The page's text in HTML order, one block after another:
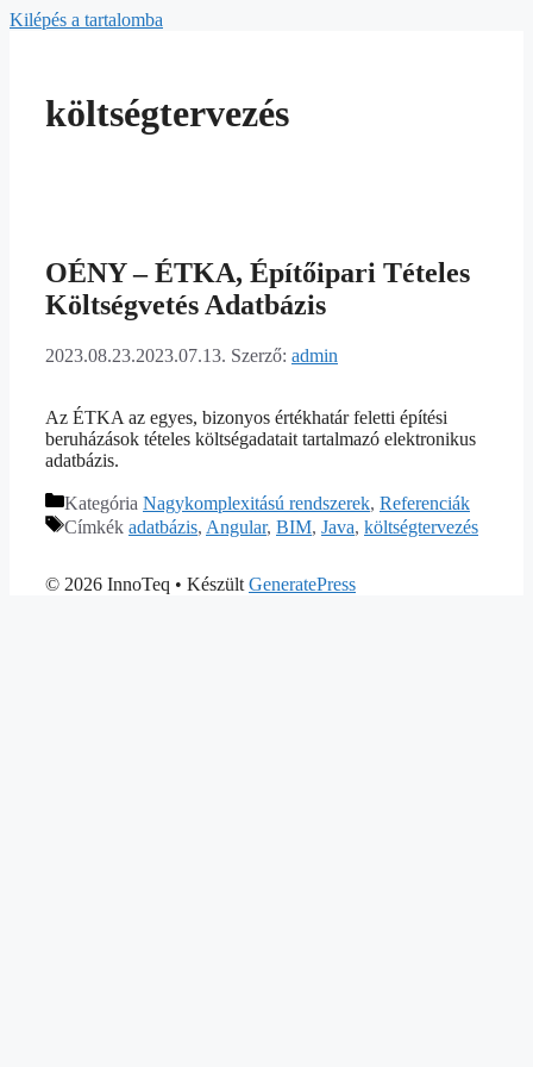
Kilépés a tartalomba
költségtervezés
OÉNY – ÉTKA, Építőipari Tételes
Költségvetés Adatbázis
2023.08.23.2023.07.13. Szerző: admin
Az ÉTKA az egyes, bizonyos értékhatár feletti építési
beruházások tételes költségadatait tartalmazó elektronikus
adatbázis.
Kategória Nagykomplexitású rendszerek, Referenciák
Címkék adatbázis, Angular, BIM, Java, költségtervezés
© 2026 InnoTeq • Készült GeneratePress